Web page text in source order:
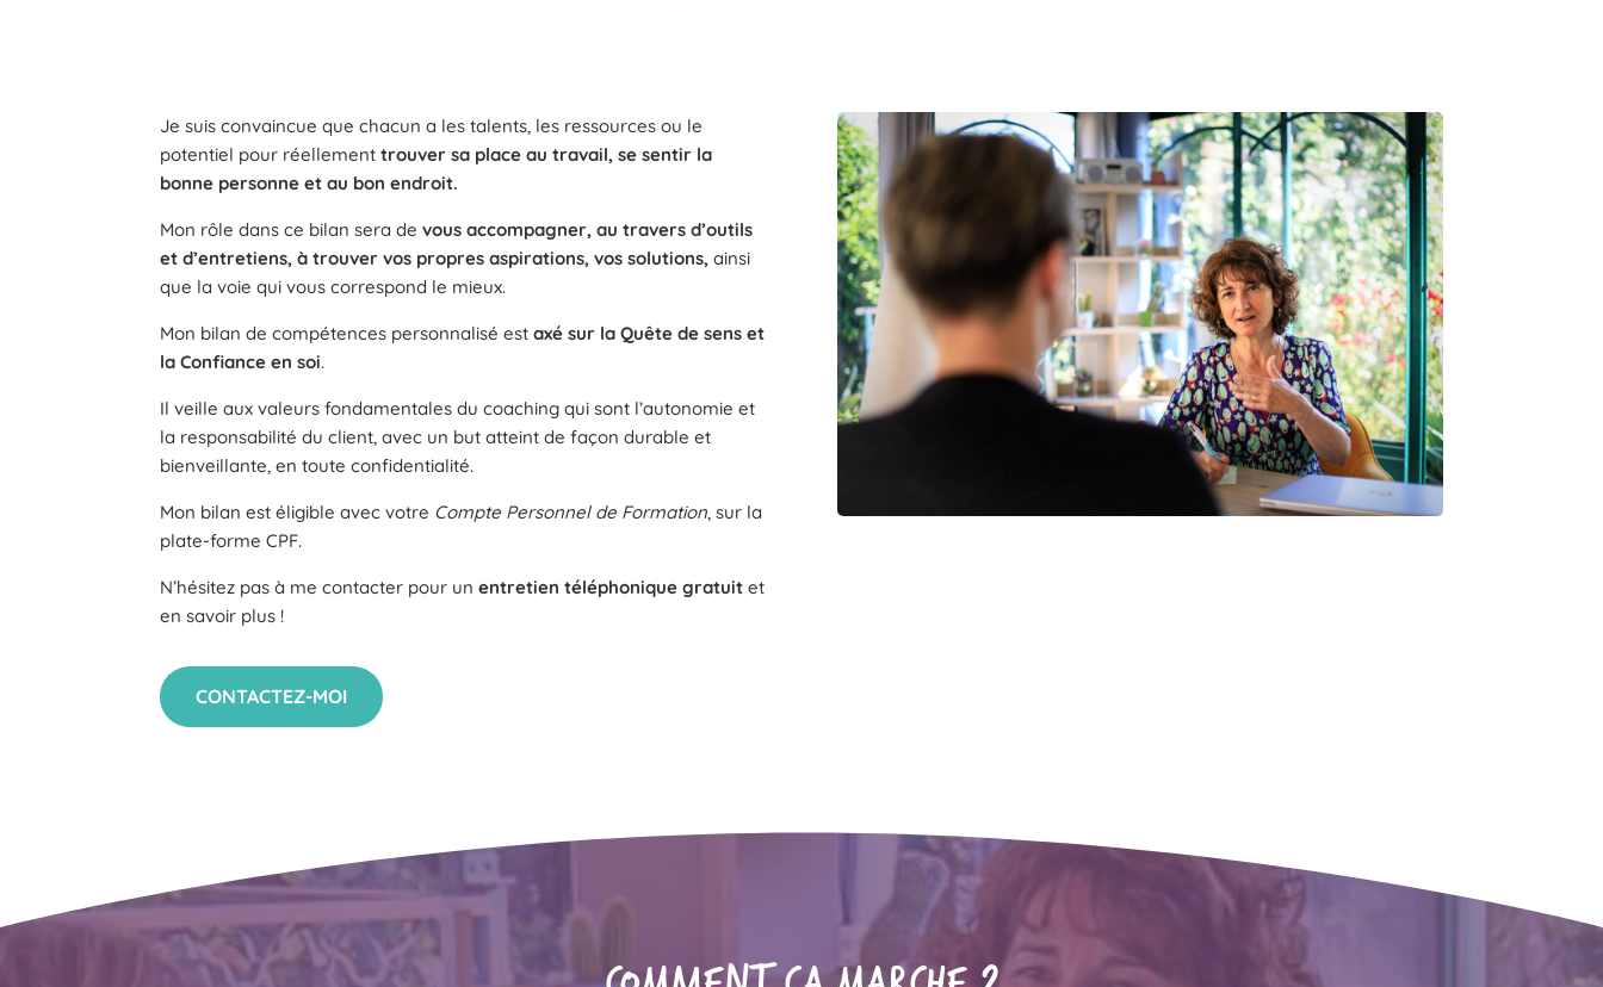
Je suis convaincue que chacun a les talents, les ressources ou le
potentiel pour réellementtrouver sa place au travail, se sentir la
bonne personne et au bon endroit.
Mon rôle dans ce bilan sera devous accompagner, au travers d’outils
et d’entretiens, à trouver vos propres aspirations, vos solutions,ainsi
que la voie qui vous correspond le mieux.
Mon bilan de compétences personnalisé estaxé sur la Quête de sens et
la Confiance en soi.
Il veille aux valeurs fondamentales du coaching qui sont l’autonomie et
la responsabilité du client, avec un but atteint de façon durable et
bienveillante, en toute confidentialité.
Mon bilan est éligible avec votre Compte Personnel de Formation, sur la
plate-forme CPF.
N’hésitez pas à me contacter pour unentretien téléphonique gratuit et
en savoir plus !
CONTACTEZ-MOI